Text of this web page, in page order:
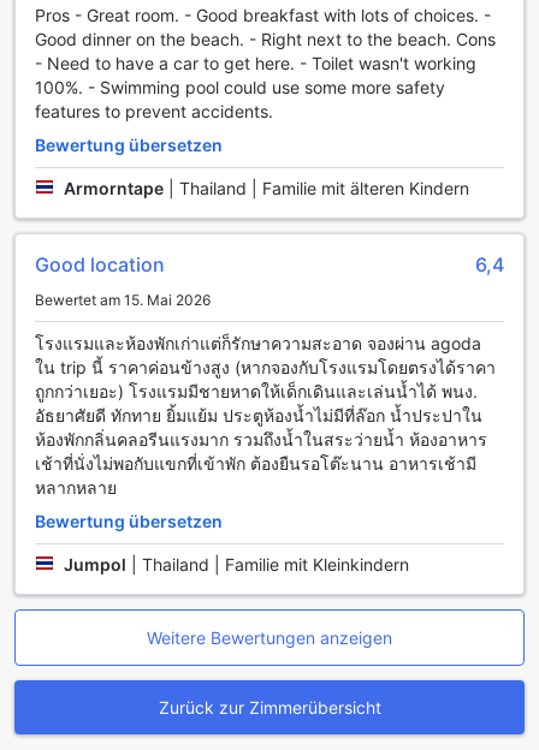
freundliche Atmosphäre machen das Training zu einem
wahren Vergnügen.
Für Wassersportliebhaber ist der Außenpool ein absolutes
Highlight. Genießen Sie ein erfrischendes Bad inmitten der
tropischen Gartenlandschaft oder entspannen Sie einfach
Der private Strand des Resorts lädt zudem zu
ausgedehnten Strandspaziergängen und verschiedenen
Wassersportaktivitäten ein. Hier können Sie die Seele
baumeln lassen und die Schönheit der thailändischen Küste
in vollen Zügen genießen. Das The Palayana Resort & Villas
Hua Hin ist der perfekte Ort, um Sport und Erholung
miteinander zu verbinden.
Komfortable Annehmlichkeiten im The Palayana Resort &
Villas Hua Hin
Das The Palayana Resort & Villas Hua Hin bietet seinen
Gästen eine Vielzahl an Annehmlichkeiten, die den
Aufenthalt so angenehm wie möglich gestalten. Der
Wäsche- und Reinigungsservice sorgt dafür, dass Sie sich
um nichts kümmern müssen und stets frisch und gepflegt
erscheinen können. Ob Sie nun einen schnellen
Wäscheservice oder eine gründliche Trockenreinigung
benötigen, das freundliche Personal steht Ihnen jederzeit
zur Verfügung. Auch der Zimmerservice ermöglicht es
Ihnen, in der Privatsphäre Ihrer Unterkunft zu speisen, ohne
das Resort verlassen zu müssen.
Für die Sicherheit Ihrer Wertsachen stehen Ihnen im Resort
sichere Schließfächer zur Verfügung. Darüber hinaus
können Sie in den öffentlichen Bereichen und in allen
Pros - Great room. - Good breakfast with lots of choices. -
Good dinner on the beach. - Right next to the beach. Cons
- Need to have a car to get here. - Toilet wasn't working
100%. - Swimming pool could use some more safety
features to prevent accidents.
Bewertung übersetzen
Armorntape Thailand | Familie mit älteren Kindern
Good location 6,4
Bewertet am 15. Mai 2026
โรงแรมและห้องพักเก่าแต่ก็รักษาความสะอาด จองผ่าน agoda
ใน trip นี้ ราคาค่อนข้างสูง (หากจองกับโรงแรมโดยตรงได้ราคา
ถูกกว่าเยอะ) โรงแรมมีชายหาดให้เด็กเดินและเล่นน้ำได้ พนง.
อัธยาศัยดี ทักทาย ยิ้มแย้ม ประตูห้องน้ำไม่มีที่ล๊อก น้ำประปาใน
ห้องพักกลิ่นคลอรีนแรงมาก รวมถึงน้ำในสระว่ายน้ำ ห้องอาหาร
เช้าที่นั่งไม่พอกับแขกที่เข้าพัก ต้องยืนรอโต๊ะนาน อาหารเช้ามี
หลากหลาย
Bewertung übersetzen
Jumpol Thailand | Familie mit Kleinkindern
Weitere Bewertungen anzeigen
Zurück zur Zimmerübersicht